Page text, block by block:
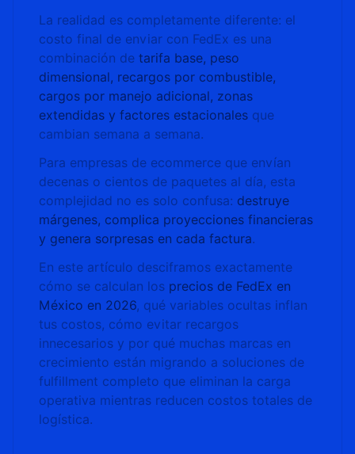
La realidad es completamente diferente: el
costo final de enviar con FedEx es una
combinación de tarifa base, peso
dimensional, recargos por combustible,
cargos por manejo adicional, zonas
extendidas y factores estacionales que
cambian semana a semana.
Para empresas de ecommerce que envían
decenas o cientos de paquetes al día, esta
complejidad no es solo confusa: destruye
márgenes, complica proyecciones financieras
y genera sorpresas en cada factura.
En este artículo desciframos exactamente
cómo se calculan los precios de FedEx en
México en 2026, qué variables ocultas inflan
tus costos, cómo evitar recargos
innecesarios y por qué muchas marcas en
crecimiento están migrando a soluciones de
fulfillment completo que eliminan la carga
operativa mientras reducen costos totales de
logística.